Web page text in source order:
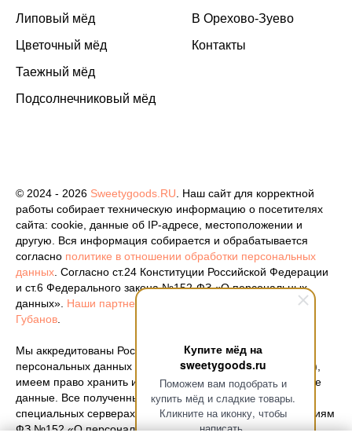
Купите мёд на
sweetygoods.ru
Поможем вам подобрать и
купить мёд и сладкие товары.
Кликните на иконку, чтобы
написать.
Липовый мёд
Цветочный мёд
Таежный мёд
Подсолнечниковый мёд
В Орехово-Зуево
Контакты
© 2024 - 2026 Sweetygoods.RU . Наш сайт для корректной
работы собирает техническую информацию о посетителях
сайта: cookie, данные об IP-адресе, местоположении и
другую. Вся информация собирается и обрабатывается
согласно политике в отношении обработки персональных
данных . Согласно ст.24 Конституции Российской Федерации
и ст.6 Федерального закона №152-ФЗ «О персональных
данных». Наши партнеры
Губанов
Мы аккредитованы Роскомнадзором как оператор
персональных данных (
номер регистрации 77-25-386212
),
имеем право хранить и обрабатывать ваши персональные
данные. Все полученные документы хранятся на
специальных серверах, которые отвечают всем требованиям
ФЗ №152 «О персональных данных».